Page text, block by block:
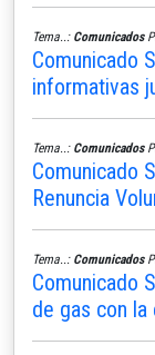
Tema..: Comunicados
Comunicado
informativas
Tema..: Comunicados
Comunicado
Renuncia
Tema..: Comunicados
Comunicado
de gas con